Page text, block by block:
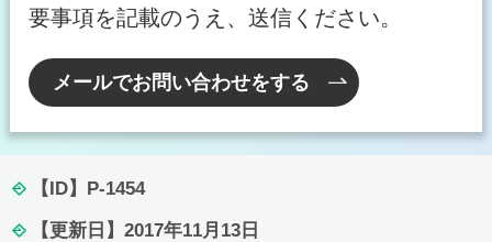
要事項を記載のうえ、送信ください。
メールでお問い合わせをする
【ID】 P-1454
【更新日】 2017年11月13日